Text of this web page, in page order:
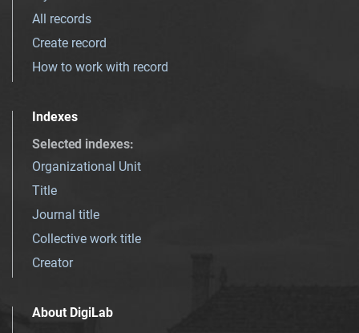
All records
Create record
How to work with record
Indexes
Selected indexes:
Organizational Unit
Title
Journal title
Collective work title
Creator
About DigiLab